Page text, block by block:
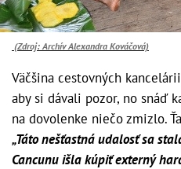
(Zdroj: Archív Alexandra Kováčová)
Väčšina cestovných
aby si dávali pozor, no snáď
na dovolenke niečo zmizlo.
„Táto nešťastná udalosť sa
Cancunu išla kúpiť externý